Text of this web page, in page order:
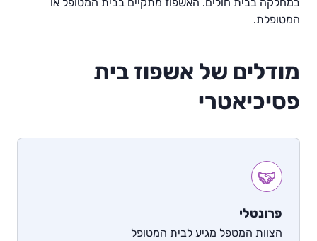
המטופלת.
מודלים של אשפוז בית
פסיכיאטרי
פרונטלי
הצוות המטפל מגיע לבית המטופל